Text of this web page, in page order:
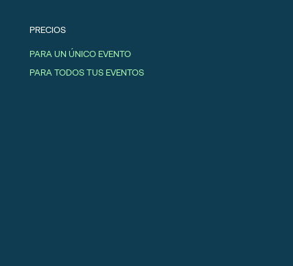
PRECIOS
PARA UN ÚNICO EVENTO
PARA TODOS TUS EVENTOS